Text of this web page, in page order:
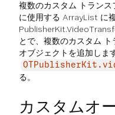
複数のカスタム トランス
に使用する ArrayList に
とで、複数のカスタム ト
オブジェクトを追加しま
る。
カスタムオ